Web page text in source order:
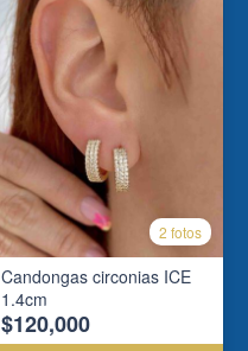
2 fotos
Candongas circonias ICE
1.4cm
$120,000